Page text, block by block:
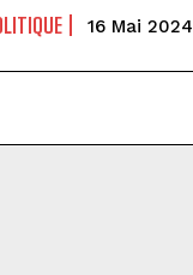
16 Mai 2024